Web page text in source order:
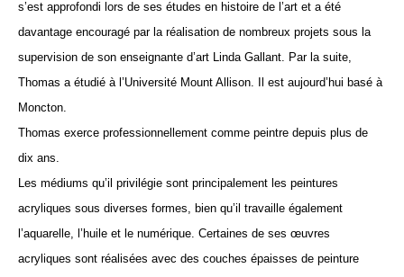
s’est approfondi lors de ses études en histoire de l’art et a été
davantage encouragé par la réalisation de nombreux projets sous la
supervision de son enseignante d’art Linda Gallant. Par la suite,
Thomas a étudié à l’Université Mount Allison. Il est aujourd’hui basé à
Moncton.
Thomas exerce professionnellement comme peintre depuis plus de
dix ans.
Les médiums qu’il privilégie sont principalement les peintures
acryliques sous diverses formes, bien qu’il travaille également
l’aquarelle, l’huile et le numérique. Certaines de ses œuvres
acryliques sont réalisées avec des couches épaisses de peinture